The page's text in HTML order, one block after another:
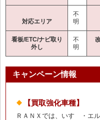
対応エリア
不
明
看板/ETC/ナビ取り
外し
不
明
キャンペーン情報
【買取強化車種】
ＲＡＮＸでは、いすゞ・エ